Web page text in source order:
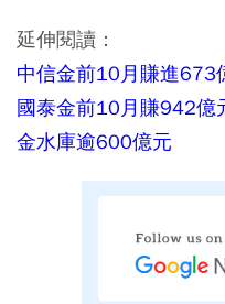
延伸閱讀：
中信金前10月賺進673
國泰金前10月賺942億
金水庫逾600億元